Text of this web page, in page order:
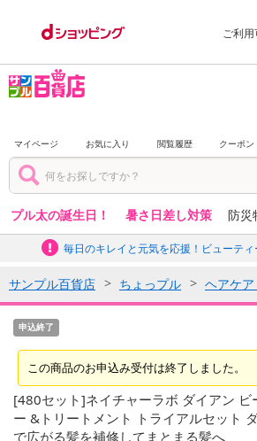
ご利用
マイページ お気に入り 閲覧履歴 クーポン
プル太の誕生日！ 暑さ日差し対策 防災
毎日のキレイと元気を応援！ビューテ
サンプル百貨店 ちょっプル ヘアケ
申込終了
この商品のお申込み受付は終了しました。
[480セット]ネイチャーラボ ダイアン ビ
ー &トリートメント トライアルセット
で広がる髪を補修してまとまる髪へ